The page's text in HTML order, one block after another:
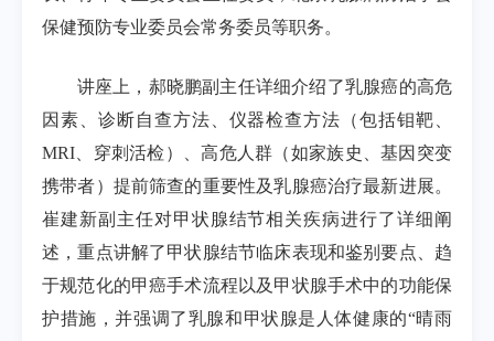
保健预防专业委员会常务委员等职务。
讲座上，郝晓鹏副主任详细介绍了乳腺癌的高危
因素、诊断自查方法、仪器检查方法（包括钼靶、
MRI、穿刺活检）、高危人群（如家族史、基因突变
携带者）提前筛查的重要性及乳腺癌治疗最新进展。
崔建新副主任对甲状腺结节相关疾病进行了详细阐
述，重点讲解了甲状腺结节临床表现和鉴别要点、趋
于规范化的甲癌手术流程以及甲状腺手术中的功能保
护措施，并强调了乳腺和甲状腺是人体健康的“晴雨